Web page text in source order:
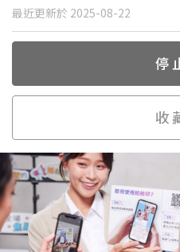
最近更新於 2025-08-22
停
收